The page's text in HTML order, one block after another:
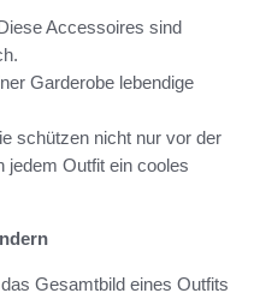
Accessoires sind
Garderobe lebendige
schützen nicht nur vor der
jedem Outfit ein cooles
Gesamtbild eines Outfits